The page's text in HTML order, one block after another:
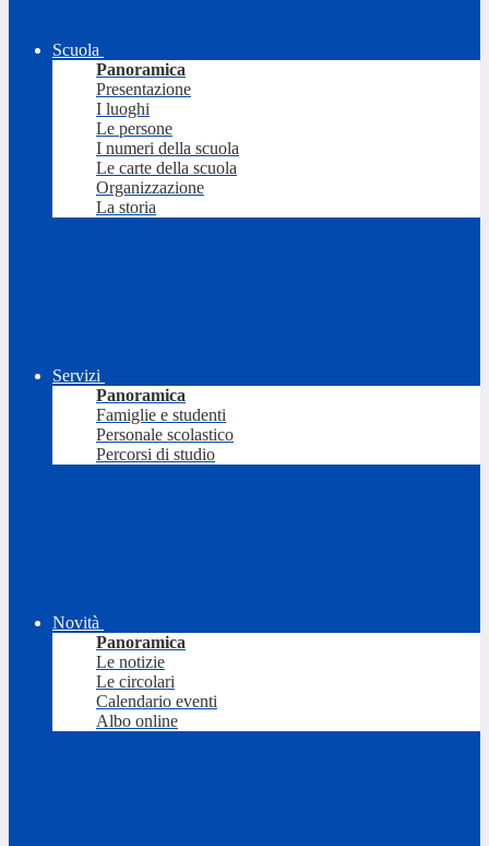
Scuola
Panoramica
Presentazione
I luoghi
Le persone
I numeri della scuola
Le carte della scuola
Organizzazione
La storia
Servizi
Panoramica
Famiglie e studenti
Personale scolastico
Percorsi di studio
Novità
Panoramica
Le notizie
Le circolari
Calendario eventi
Albo online